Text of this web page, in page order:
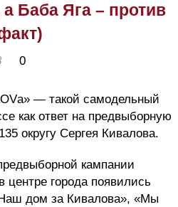
Баба Яга – против
0
— такой самодельный
как ответ на предвыборную
округу Сергея Кивалова.
кампании
центре города появились
дом за Кивалова», «Мы